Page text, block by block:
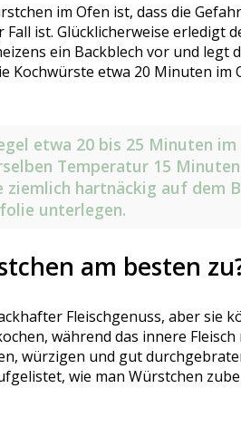
im Ofen ist, dass die
ist. Glücklicherweise erledigt
ein Backblech vor und
Kochwürste etwa 20 Minuten
etwa 20 bis 25 Minuten
Temperatur 15
ziemlich hartnäckig auf dem
unterlegen.
am besten
Fleischgenuss, aber sie
während das innere
würzigen und gut
wie man Würstchen